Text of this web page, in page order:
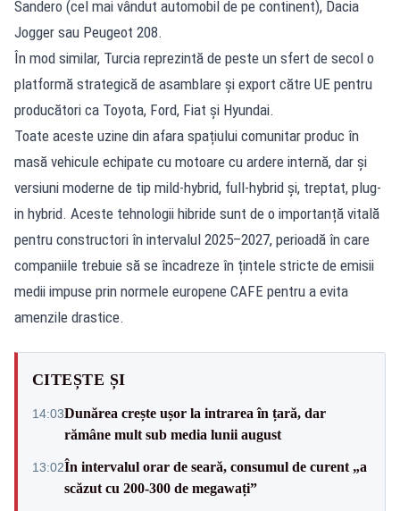
Sandero (cel mai vândut automobil de pe continent), Dacia
Jogger sau Peugeot 208.
În mod similar, Turcia reprezintă de peste un sfert de secol o
platformă strategică de asamblare și export către UE pentru
producători ca Toyota, Ford, Fiat și Hyundai.
Toate aceste uzine din afara spațiului comunitar produc în
masă vehicule echipate cu motoare cu ardere internă, dar și
versiuni moderne de tip mild-hybrid, full-hybrid și, treptat, plug-
in hybrid. Aceste tehnologii hibride sunt de o importanță vitală
pentru constructori în intervalul 2025–2027, perioadă în care
companiile trebuie să se încadreze în țintele stricte de emisii
medii impuse prin normele europene CAFE pentru a evita
amenzile drastice.
CITEȘTE ȘI
14:03Dunărea crește ușor la intrarea în țară, dar
rămâne mult sub media lunii august
13:02În intervalul orar de seară, consumul de curent „a
scăzut cu 200-300 de megawați”